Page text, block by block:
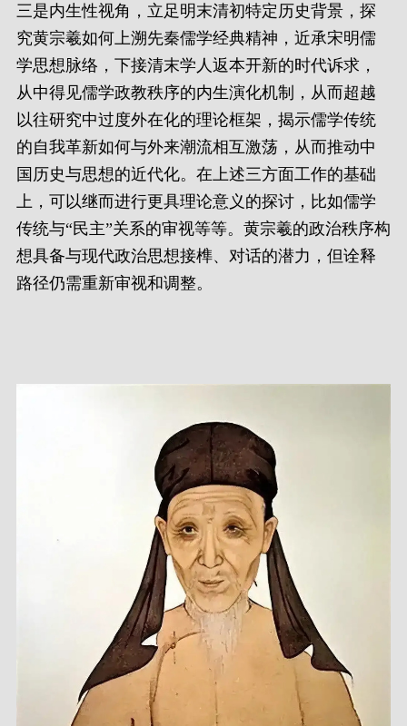
三是内生性视角，立足明末清初特定历史背景，探
究黄宗羲如何上溯先秦儒学经典精神，近承宋明儒
学思想脉络，下接清末学人返本开新的时代诉求，
从中得见儒学政教秩序的内生演化机制，从而超越
以往研究中过度外在化的理论框架，揭示儒学传统
的自我革新如何与外来潮流相互激荡，从而推动中
国历史与思想的近代化。在上述三方面工作的基础
上，可以继而进行更具理论意义的探讨，比如儒学
传统与“民主”关系的审视等等。黄宗羲的政治秩序构
想具备与现代政治思想接榫、对话的潜力，但诠释
路径仍需重新审视和调整。